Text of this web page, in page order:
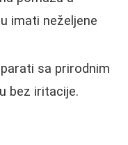
imati neželjene
sa prirodnim
bez iritacije.